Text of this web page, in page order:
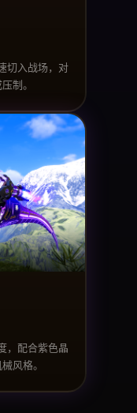
切入战场，对
制。
，配合紫色晶
风格。